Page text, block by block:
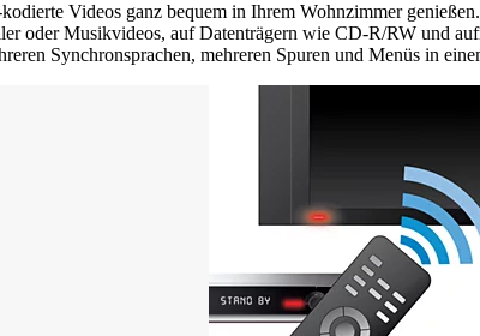
Videos ganz bequem in Ihrem Wohnzimmer
oder Musikvideos, auf Datenträgern wie CD-R/RW und
Synchronsprachen, mehreren Spuren und Menüs in